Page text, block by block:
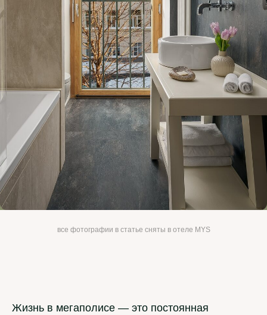
все фотографии в статье сняты в отеле MYS
Жизнь в мегаполисе — это постоянная